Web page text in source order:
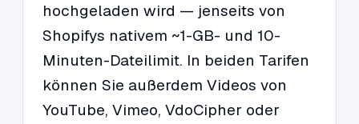
hochgeladen wird — jenseits von
Shopifys nativem ~1-GB- und 10-
Minuten-Dateilimit. In beiden Tarifen
können Sie außerdem Videos von
YouTube, Vimeo, VdoCipher oder